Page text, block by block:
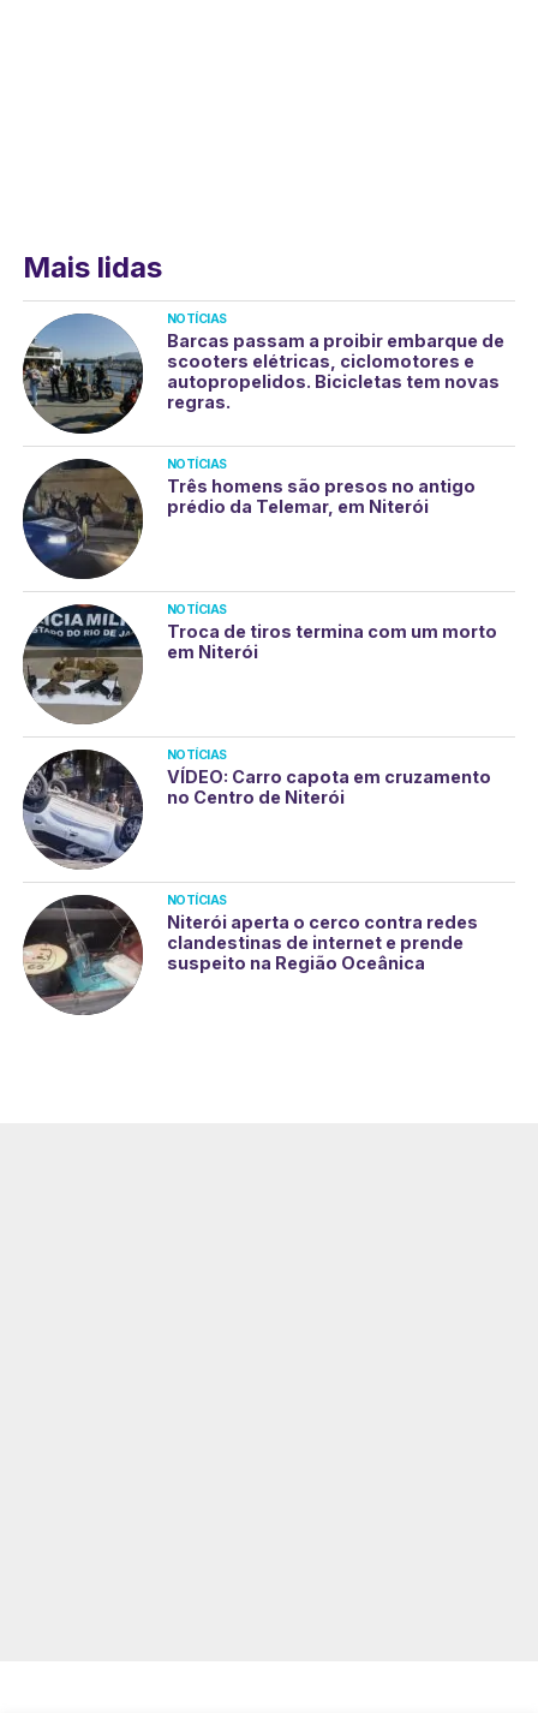
Mais lidas
NOTÍCIAS
Barcas passam a proibir embarque de
scooters elétricas, ciclomotores e
autopropelidos. Bicicletas tem novas
regras.
NOTÍCIAS
Três homens são presos no antigo
prédio da Telemar, em Niterói
NOTÍCIAS
Troca de tiros termina com um morto
em Niterói
NOTÍCIAS
VÍDEO: Carro capota em cruzamento
no Centro de Niterói
NOTÍCIAS
Niterói aperta o cerco contra redes
clandestinas de internet e prende
suspeito na Região Oceânica